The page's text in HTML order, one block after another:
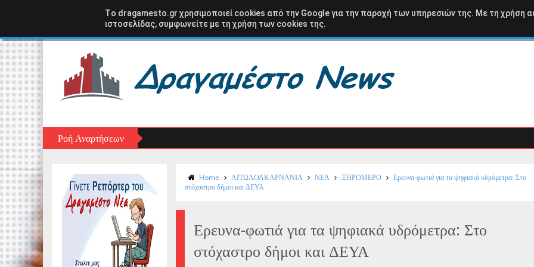
ΑΣΤΑΚΟΣ ΞΗΡΟΜΕΡΟ ΑΙΤΩΛΟΑΚΑΡΝΑΝΙΑ ΒΑΣΙΛΟΠΟΥΛΟ ΚΑΡΑΙΣΚΑΚΗ ΑΘΛΗΤΙΚΑ
Ροή Αναρτήσεων
Home ΑΙΤΩΛΟΑΚΑΡΝΑΝΙΑ ΝΕΑ ΞΗΡΟΜΕΡΟ
Ερευνα-φωτιά για τα ψηφιακά υδρόμετρα: Στο
στόχαστρο δήμοι και ΔΕΥΑ
Ερευνα-φωτιά για τα ψηφιακά υδρόμετρα: Στο
στόχαστρο δήμοι και ΔΕΥΑ
Tο dragamesto.gr χρησιμοποιεί cookies από την Google για την παροχή των υπηρεσιών της. Με τη χρήση
ιστοσελίδας, συμφωνείτε με τη χρήση των cookies της.